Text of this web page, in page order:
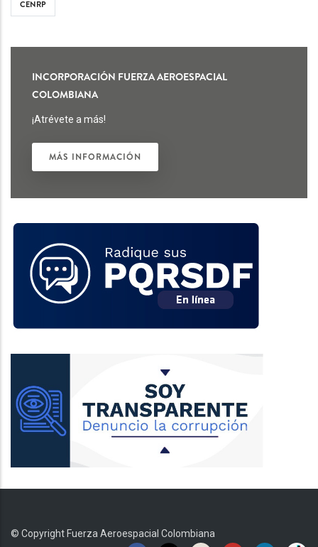
CENRP
INCORPORACIÓN FUERZA AEROESPACIAL
COLOMBIANA
¡Atrévete a más!
MÁS INFORMACIÓN
© Copyright Fuerza Aeroespacial Colombiana